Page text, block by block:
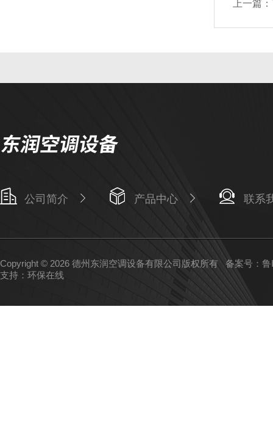
上一篇：
公司简介 产品中心 联系
Copyright © 2026 德州东润空调设备有限公司版权所有备案号：
支持： 环保在线